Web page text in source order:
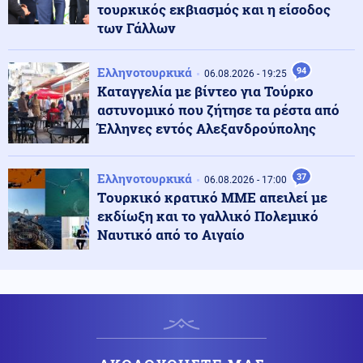
Κόσμος 06.08.2026 - 23:07
Ξεκινά δελτίο νερού στο Πουέρτο Ρίκο λόγω της
ξηρασίας
Κοινωνία 06.08.2026 - 23:06
Διατάχθηκε ΕΔΕ για τους αστυνομικούς που
εμπλέκονται στην υπόθεση της 75χρονης στα Χανιά
Κόσμος 06.08.2026 - 23:04
Τουρκία: Σχέδιο διάσωσης για δύο ιστορικά ορθόδοξα
μοναστήρια της Τραπεζούντας
Ο Ερντογάν θα επισκεφτεί τη Σαουδική Αραβία την
Ελληνοτουρκικά 06.08.2026 - 22:59
τουρκικός εκβιασμός και η είσοδος
των Γάλλων
Ελληνοτουρκικά 06.08.2026 - 19:25 94
Καταγγελία με βίντεο για Τούρκο
αστυνομικό που ζήτησε τα ρέστα από
Έλληνες εντός Αλεξανδρούπολης
Ελληνοτουρκικά 06.08.2026 - 17:00 37
Tουρκικό κρατικό ΜΜΕ απειλεί με
εκδίωξη και το γαλλικό Πολεμικό
Ναυτικό από το Αιγαίο